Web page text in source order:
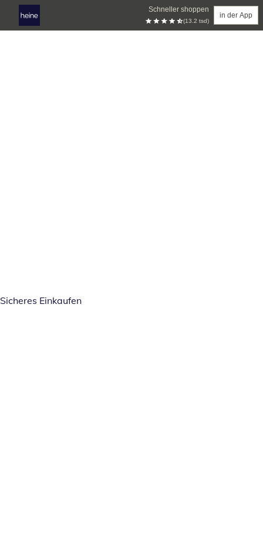
Schneller shoppen
(13.2 tsd)
in der App
Sicheres Einkaufen